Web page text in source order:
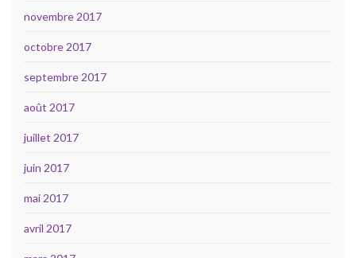
novembre 2017
octobre 2017
septembre 2017
août 2017
juillet 2017
juin 2017
mai 2017
avril 2017